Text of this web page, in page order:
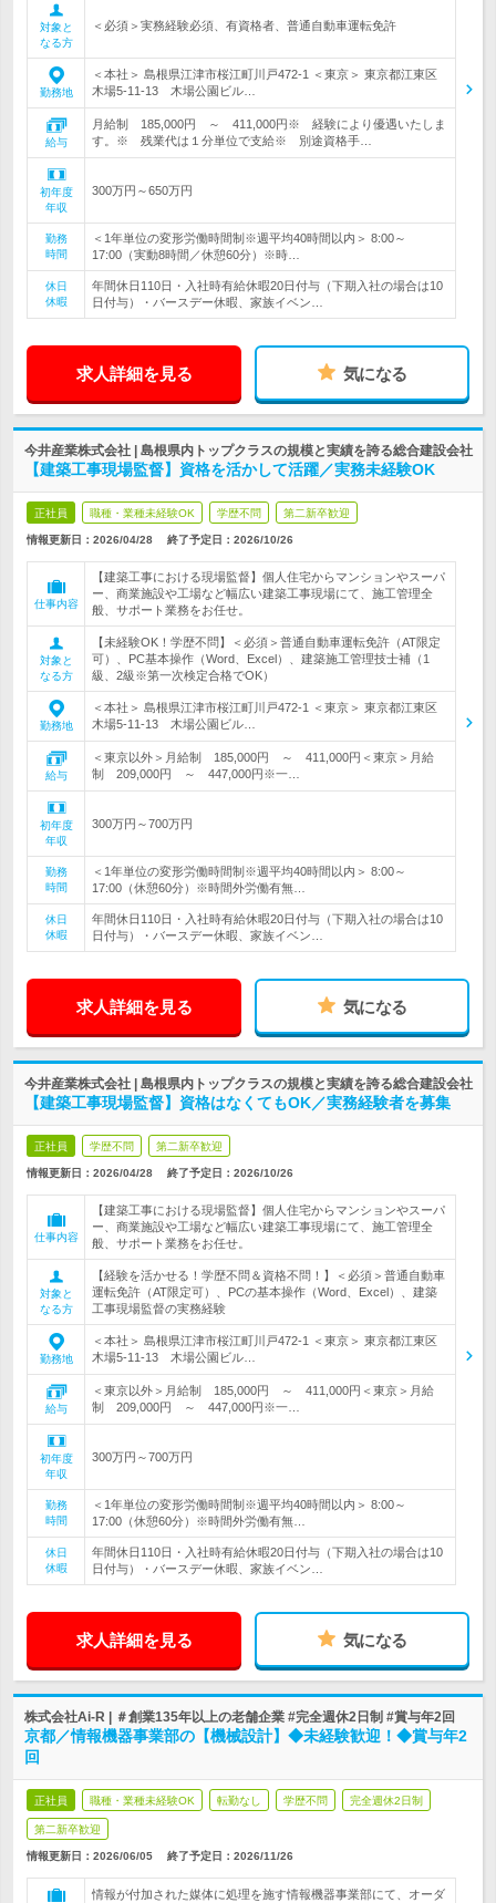
対象と
なる方
＜必須＞実務経験必須、有資格者、普通自動車運転免許
勤務地
＜本社＞ 島根県江津市桜江町川戸472-1 ＜東京＞ 東京都江東区
木場5-11-13 木場公園ビル…
給与
月給制 185,000円 ～ 411,000円※ 経験により優遇いたしま
す。※ 残業代は１分単位で支給※ 別途資格手…
初年度
年収
300万円～650万円
勤務
時間
＜1年単位の変形労働時間制※週平均40時間以内＞ 8:00～
17:00（実動8時間／休憩60分）※時…
休日
休暇
年間休日110日・入社時有給休暇20日付与（下期入社の場合は10
日付与）・バースデー休暇、家族イベン…
求人詳細を見る 気になる
今井産業株式会社 | 島根県内トップクラスの規模と実績を誇る総合建設会社
【建築工事現場監督】資格を活かして活躍／実務未経験OK
正社員 職種・業種未経験OK 学歴不問 第二新卒歓迎
情報更新日：2026/04/28 終了予定日： 2026/10/26
仕事内容
【建築工事における現場監督】個人住宅からマンションやスーパ
ー、商業施設や工場など幅広い建築工事現場にて、施工管理全
般、サポート業務をお任せ。
対象と
なる方
【未経験OK！学歴不問】＜必須＞普通自動車運転免許（AT限定
可）、PC基本操作（Word、Excel）、建築施工管理技士補（1
級、2級※第一次検定合格でOK）
勤務地
＜本社＞ 島根県江津市桜江町川戸472-1 ＜東京＞ 東京都江東区
木場5-11-13 木場公園ビル…
給与
＜東京以外＞月給制 185,000円 ～ 411,000円＜東京＞月給
制 209,000円 ～ 447,000円※一…
初年度
年収
300万円～700万円
勤務
時間
＜1年単位の変形労働時間制※週平均40時間以内＞ 8:00～
17:00（休憩60分）※時間外労働有無…
休日
休暇
年間休日110日・入社時有給休暇20日付与（下期入社の場合は10
日付与）・バースデー休暇、家族イベン…
求人詳細を見る 気になる
今井産業株式会社 | 島根県内トップクラスの規模と実績を誇る総合建設会社
【建築工事現場監督】資格はなくてもOK／実務経験者を募集
正社員 学歴不問 第二新卒歓迎
情報更新日：2026/04/28 終了予定日： 2026/10/26
仕事内容
【建築工事における現場監督】個人住宅からマンションやスーパ
ー、商業施設や工場など幅広い建築工事現場にて、施工管理全
般、サポート業務をお任せ。
対象と
なる方
【経験を活かせる！学歴不問＆資格不問！】＜必須＞普通自動車
運転免許（AT限定可）、PCの基本操作（Word、Excel）、建築
工事現場監督の実務経験
勤務地
＜本社＞ 島根県江津市桜江町川戸472-1 ＜東京＞ 東京都江東区
木場5-11-13 木場公園ビル…
給与
＜東京以外＞月給制 185,000円 ～ 411,000円＜東京＞月給
制 209,000円 ～ 447,000円※一…
初年度
年収
300万円～700万円
勤務
時間
＜1年単位の変形労働時間制※週平均40時間以内＞ 8:00～
17:00（休憩60分）※時間外労働有無…
休日
休暇
年間休日110日・入社時有給休暇20日付与（下期入社の場合は10
日付与）・バースデー休暇、家族イベン…
求人詳細を見る 気になる
株式会社Ai-R | ＃創業135年以上の老舗企業 #完全週休2日制 #賞与年2回
京都／情報機器事業部の【機械設計】◆未経験歓迎！◆賞与年2
回
正社員 職種・業種未経験OK 転勤なし 学歴不問 完全週休2日制
第二新卒歓迎
情報更新日：2026/06/05 終了予定日： 2026/11/26
情報が付加された媒体に処理を施す情報機器事業部にて、オーダ